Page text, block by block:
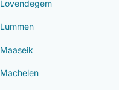
Lovendegem
Lummen
Maaseik
Machelen